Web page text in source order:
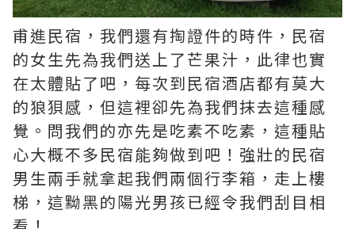
甫進民宿，我們還有掏證件的時件，民宿
的女生先為我們送上了芒果汁，此律也實
在太體貼了吧，每次到民宿酒店都有莫大
的狼狽感，但這裡卻先為我們抹去這種感
覺。問我們的亦先是吃素不吃素，這種貼
心大概不多民宿能夠做到吧！強壯的民宿
男生兩手就拿起我們兩個行李箱，走上樓
梯，這黝黑的陽光男孩已經令我們刮目相